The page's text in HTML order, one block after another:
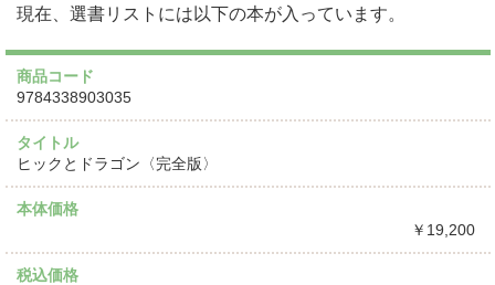
現在、選書リストには以下の本が入っています。
商品コード
9784338903035
タイトル
ヒックとドラゴン〈完全版〉
本体価格
￥19,200
税込価格